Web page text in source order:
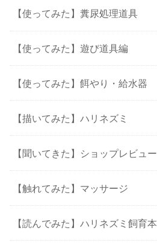
【使ってみた】糞尿処理道具
【使ってみた】遊び道具編
【使ってみた】餌やり・給水器
【描いてみた】ハリネズミ
【聞いてきた】ショップレビュー
【触れてみた】マッサージ
【読んでみた】ハリネズミ飼育本